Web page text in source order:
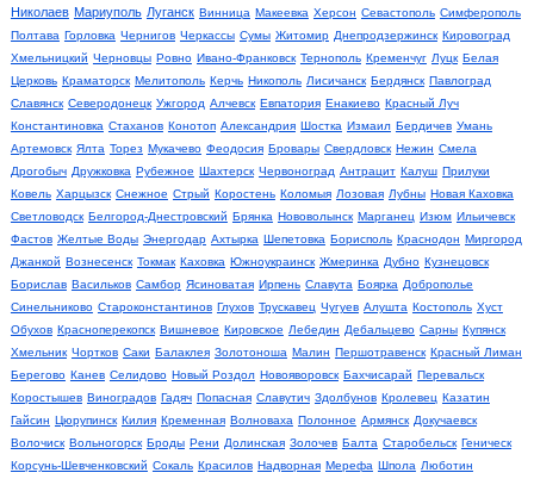
Николаев Мариуполь Луганск Винница Макеевка Херсон Севастополь Симферополь
Полтава Горловка Чернигов Черкассы Сумы Житомир Днепродзержинск Кировоград
Хмельницкий Черновцы Ровно Ивано-Франковск Тернополь Кременчуг Луцк Белая
Церковь Краматорск Мелитополь Керчь Никополь Лисичанск Бердянск Павлоград
Славянск Северодонецк Ужгород Алчевск Евпатория Енакиево Красный Луч
Константиновка Стаханов Конотоп Александрия Шостка Измаил Бердичев Умань
Артемовск Ялта Торез Мукачево Феодосия Бровары Свердловск Нежин Смела
Дрогобыч Дружковка Рубежное Шахтерск Червоноград Антрацит Калуш Прилуки
Ковель Харцызск Снежное Стрый Коростень Коломыя Лозовая Лубны Новая Каховка
Светловодск Белгород-Днестровский Брянка Нововолынск Марганец Изюм Ильичевск
Фастов Желтые Воды Энергодар Ахтырка Шепетовка Борисполь Краснодон Миргород
Джанкой Вознесенск Токмак Каховка Южноукраинск Жмеринка Дубно Кузнецовск
Борислав Васильков Самбор Ясиноватая Ирпень Славута Боярка Доброполье
Синельниково Староконстантинов Глухов Трускавец Чугуев Алушта Костополь Хуст
Обухов Красноперекопск Вишневое Кировское Лебедин Дебальцево Сарны Купянск
Хмельник Чортков Саки Балаклея Золотоноша Малин Першотравенск Красный Лиман
Берегово Канев Селидово Новый Роздол Новояворовск Бахчисарай Перевальск
Коростышев Виноградов Гадяч Попасная Славутич Здолбунов Кролевец Казатин
Гайсин Цюрупинск Килия Кременная Волноваха Полонное Армянск Докучаевск
Волочиск Вольногорск Броды Рени Долинская Золочев Балта Старобельск Геническ
Корсунь-Шевченковский Сокаль Красилов Надворная Мерефа Шпола Люботин